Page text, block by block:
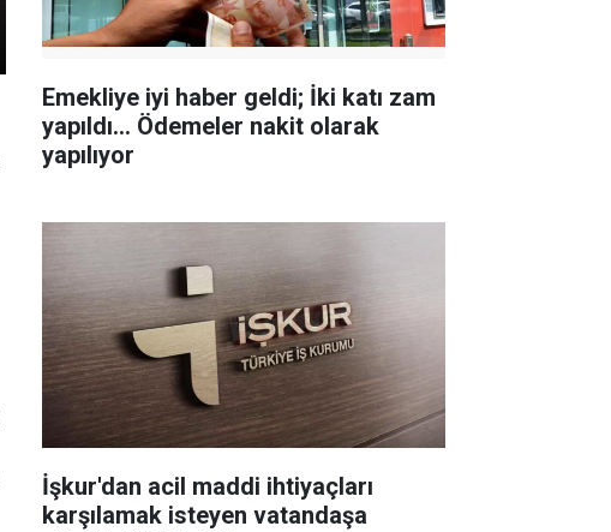
Emekliye iyi haber geldi; İki katı zam
yapıldı... Ödemeler nakit olarak
yapılıyor
İşkur'dan acil maddi ihtiyaçları
karşılamak isteyen vatandaşa